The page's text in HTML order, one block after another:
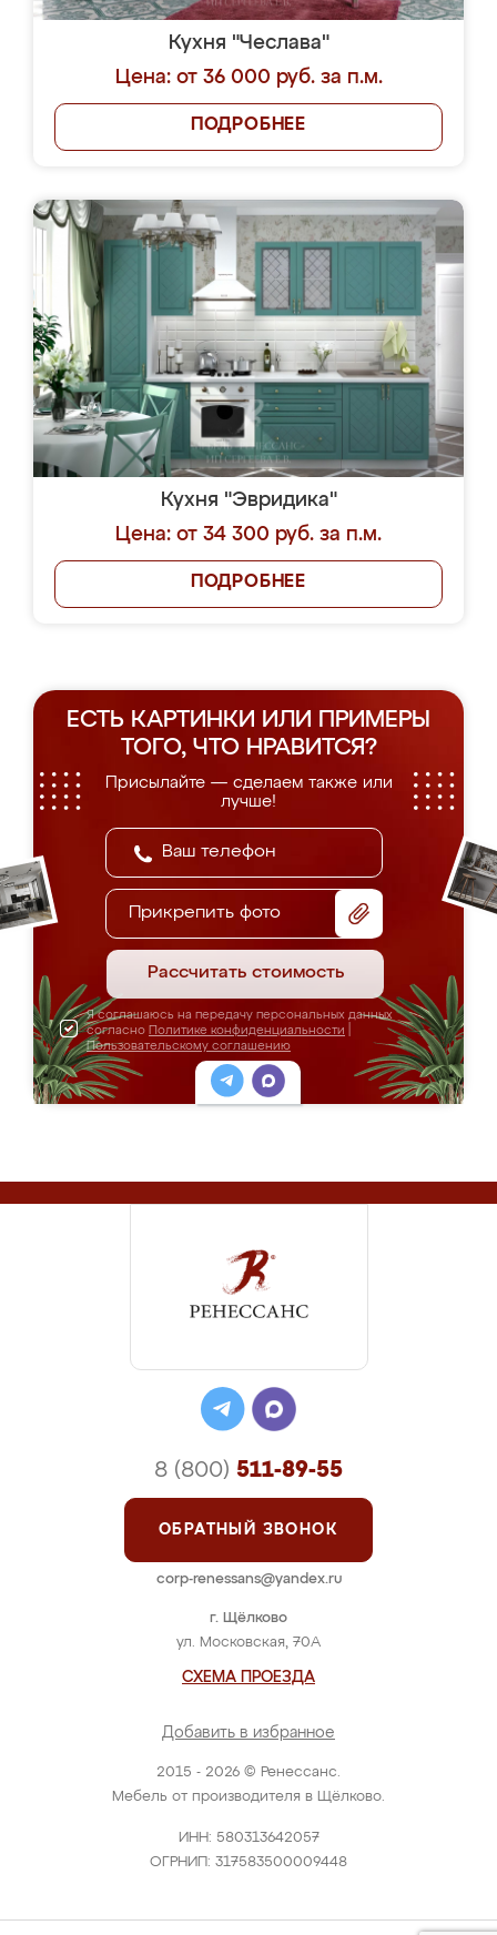
Кухня "Чеслава"
Цена: от 36 000 руб. за п.м.
ПОДРОБНЕЕ
Кухня "Эвридика"
Цена: от 34 300 руб. за п.м.
ПОДРОБНЕЕ
ЕСТЬ КАРТИНКИ ИЛИ ПРИМЕРЫ
ТОГО, ЧТО НРАВИТСЯ?
Присылайте — сделаем также или
лучше!
Прикрепить фото
Рассчитать стоимость
Я соглашаюсь на передачу персональных данных
согласно Политике конфиденциальности
Пользовательскому соглашению
2015 - 2026 © Ренессанс.
Мебель от производителя в Щёлково.
ИНН: 580313642057
ОГРНИП: 317583500009448
г. Щёлково
ул. Московская, 70А
СХЕМА ПРОЕЗДА
Добавить в избранное
8 (800) 511-89-55
ОБРАТНЫЙ ЗВОНОК
corp-renessans@yandex.ru